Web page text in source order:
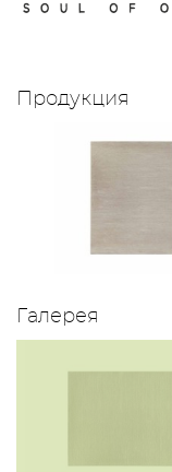
Продукция
Галерея